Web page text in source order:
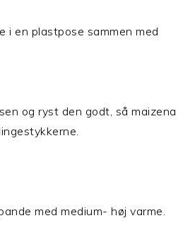
i en plastpose sammen med
og ryst den godt, så maizena
med medium- høj varme.